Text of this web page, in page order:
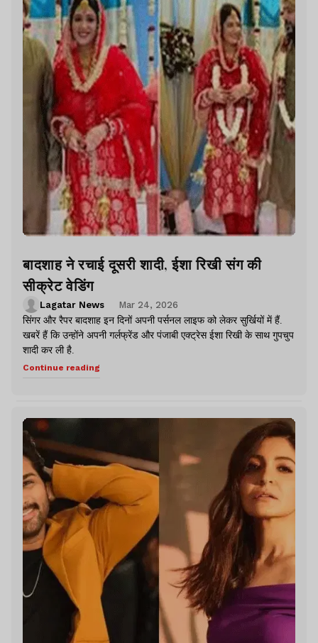
बादशाह ने रचाई दूसरी शादी, ईशा रिखी संग की
सीक्रेट वेडिंग
Lagatar News
Mar 24, 2026
सिंगर और रैपर बादशाह इन दिनों अपनी पर्सनल लाइफ को लेकर सुर्खियों में हैं.
खबरें हैं कि उन्होंने अपनी गर्लफ्रेंड और पंजाबी एक्ट्रेस ईशा रिखी के साथ गुपचुप
शादी कर ली है.
Continue reading